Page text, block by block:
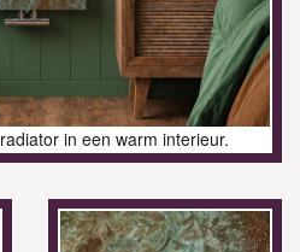
in een warm interieur.